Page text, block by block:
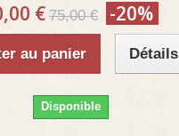
€ 75,00 € -20%
au panier Détails
Disponible